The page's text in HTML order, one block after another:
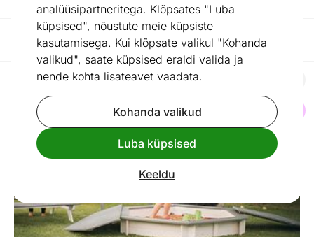
analüüsipartneritega. Klõpsates "Luba
küpsised", nõustute meie küpsiste
kasutamisega. Kui klõpsate valikul "Kohanda
valikud", saate küpsised eraldi valida ja
nende kohta lisateavet vaadata.
Kohanda valikud
Luba küpsised
Keeldu
Filtreeri / Reasta
Liivakast kaanega 130x130 cm
Otsi sarnaseid